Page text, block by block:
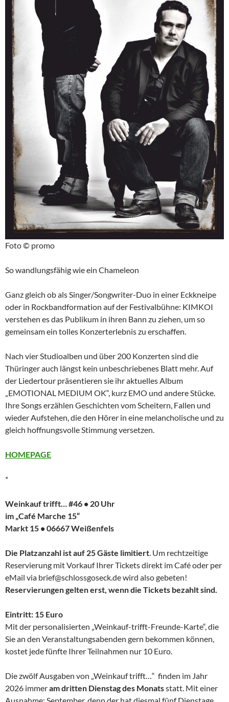
Foto © promo
So wandlungsfähig wie ein Chameleon
Ganz gleich ob als Singer/Songwriter-Duo in einer Eckkneipe
oder in Rockbandformation auf der Festivalbühne: KIMKOI
verstehen es das Publikum in ihren Bann zu ziehen, um so
gemeinsam ein tolles Konzerterlebnis zu erschaffen.
Nach vier Studioalben und über 200 Konzerten sind die
Thüringer auch längst kein unbeschriebenes Blatt mehr. Auf
der Liedertour präsentieren sie ihr aktuelles Album
„EMOTIONAL MEDIUM OK“, kurz EMO und andere Stücke.
Ihre Songs erzählen Geschichten vom Scheitern, Fallen und
wieder Aufstehen, die den Hörer in eine melancholische und zu
gleich hoffnungsvolle Stimmung versetzen.
HOMEPAGE
*
Weinkauf trifft… #46 • 20 Uhr
im „Café Marche 15“
Markt 15 • 06667 Weißenfels
Die Platzanzahl ist auf 25 Gäste limitiert. Um rechtzeitige
Reservierung mit Vorkauf Ihrer Tickets direkt im Café oder per
eMail via brief@schlossgoseck.de wird also gebeten!
Reservierungen gelten erst, wenn die Tickets bezahlt sind.
Eintritt: 15 Euro
Mit der personalisierten „Weinkauf-trifft-Freunde-Karte“, die
Sie an den Veranstaltungsabenden gern bekommen können,
kostet jede fünfte Ihrer Teilnahmen nur 10 Euro.
Die zwölf Ausgaben von „Weinkauf trifft…“ finden im Jahr
2026 immeram dritten Dienstag des Monatsstatt. Mit einer